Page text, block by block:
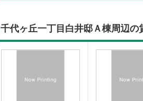
千代ヶ丘一丁目白井邸Ａ棟周辺